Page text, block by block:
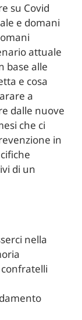
su Covid
e domani
attuale
base alle
e cosa
a
dalle nuove
che ci
in
di un
nella